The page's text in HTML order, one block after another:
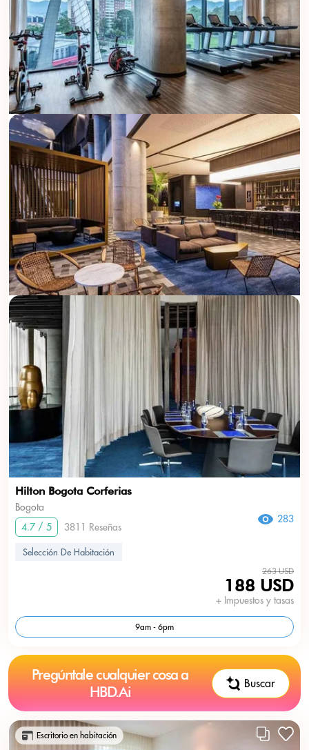
Hilton Bogota Corferias
Bogota
4.7 / 5
3811 Reseñas
283
Selección De Habitación
263 USD
188 USD
+ Impuestos y tasas
9am - 6pm
Pregúntale cualquier cosa a
HBD.Ai
Buscar
Escritorio en habitación